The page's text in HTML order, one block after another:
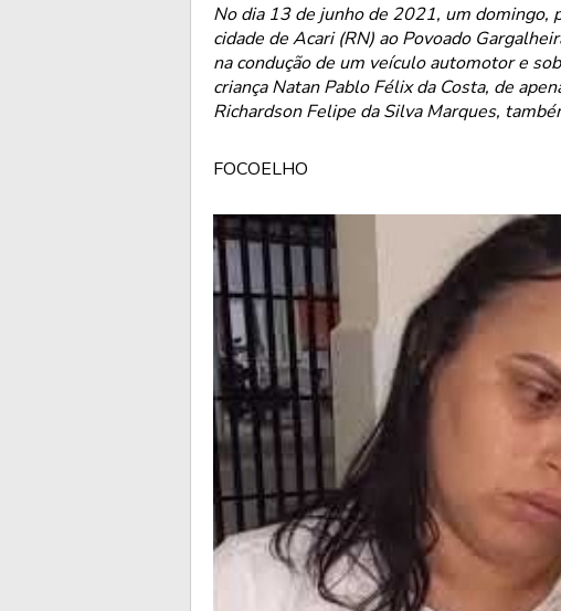
No dia 13 de junho de 2021, um domingo,
cidade de Acari (RN) ao Povoado
na condução de um veículo automotor e
criança Natan Pablo Félix da Costa, de
Richardson Felipe da Silva Marques,
FOCOELHO